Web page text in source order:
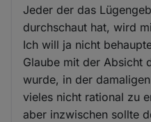
Jeder der das
durchschaut hat, wird
Ich will ja nicht
Glaube mit der Absicht
wurde, in der
vieles nicht rational zu
aber inzwischen sollte